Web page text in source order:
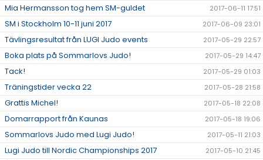
Mia Hermansson tog hem SM-guldet 2017-06-11 17:51
SM i Stockholm 10-11 juni 2017 2017-06-09 23:01
Tävlingsresultat från LUGI Judo events 2017-05-29 22:57
Boka plats på Sommarlovs Judo! 2017-05-29 14:47
Tack! 2017-05-29 01:03
Träningstider vecka 22 2017-05-28 21:58
Grattis Michel! 2017-05-18 22:08
Domarrapport från Kaunas 2017-05-18 19:06
Sommarlovs Judo med Lugi Judo! 2017-05-11 21:03
Lugi Judo till Nordic Championships 2017 2017-05-10 21:45